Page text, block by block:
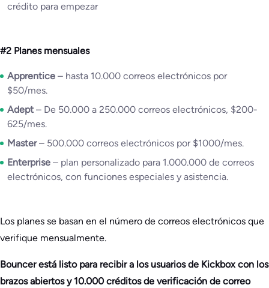
crédito para empezar
#2 Planes mensuales
Apprentice – hasta 10.000 correos electrónicos por
$50/mes.
Adept – De 50.000 a 250.000 correos electrónicos, $200-
625/mes.
Master– 500.000 correos electrónicos por $1000/mes.
Enterprise – plan personalizado para 1.000.000 de correos
electrónicos, con funciones especiales y asistencia.
Los planes se basan en el número de correos electrónicos que
verifique mensualmente.
Bouncer está listo para recibir a los usuarios de Kickbox con los
brazos abiertos y 10.000 créditos de verificación de correo